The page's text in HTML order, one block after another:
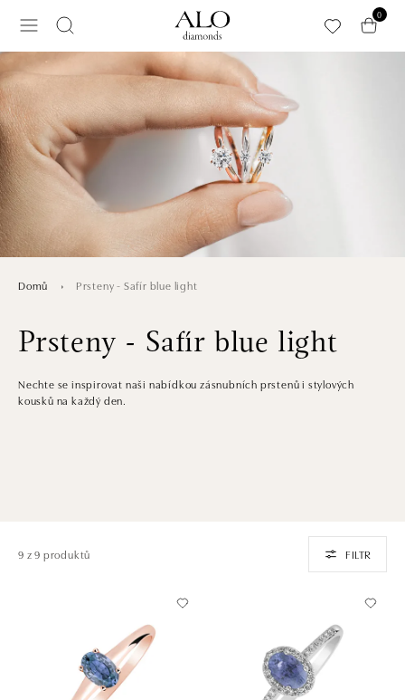
0
Domů Prsteny - Safír blue light
Prsteny - Safír blue light
Nechte se inspirovat naši nabídkou zásnubních prstenů i stylových
kousků na každý den.
9 z 9 produktů FILTR